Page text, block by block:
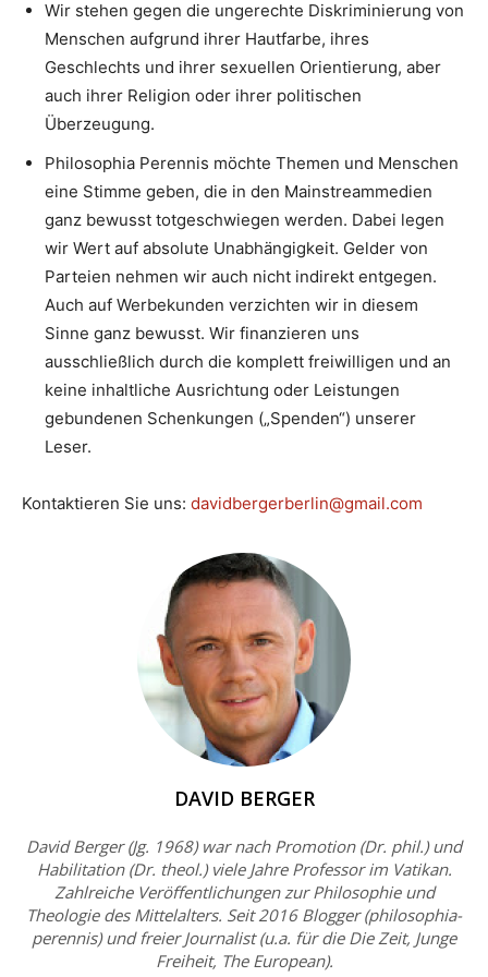
Wir stehen gegen die ungerechte Diskriminierung von
Menschen aufgrund ihrer Hautfarbe, ihres
Geschlechts und ihrer sexuellen Orientierung, aber
auch ihrer Religion oder ihrer politischen
Überzeugung.
Philosophia Perennis möchte Themen und Menschen
eine Stimme geben, die in den Mainstreammedien
ganz bewusst totgeschwiegen werden. Dabei legen
wir Wert auf absolute Unabhängigkeit. Gelder von
Parteien nehmen wir auch nicht indirekt entgegen.
Auch auf Werbekunden verzichten wir in diesem
Sinne ganz bewusst. Wir finanzieren uns
ausschließlich durch die komplett freiwilligen und an
keine inhaltliche Ausrichtung oder Leistungen
gebundenen Schenkungen („Spenden“) unserer
Leser.
Kontaktieren Sie uns: davidbergerberlin@gmail.com
DAVID BERGER
David Berger (Jg. 1968) war nach Promotion (Dr. phil.) und
Habilitation (Dr. theol.) viele Jahre Professor im Vatikan.
Zahlreiche Veröffentlichungen zur Philosophie und
Theologie des Mittelalters. Seit 2016 Blogger (philosophia-
perennis) und freier Journalist (u.a. für die Die Zeit, Junge
Freiheit, The European).